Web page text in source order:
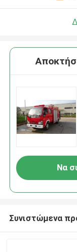
Να
Συνιστώμενα